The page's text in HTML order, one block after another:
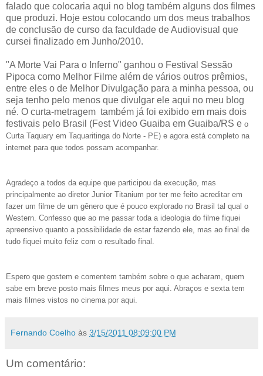
falado que colocaria aqui no blog também alguns dos filmes
que produzi. Hoje estou colocando um dos meus trabalhos
de conclusão de curso da faculdade de Audiovisual que
cursei finalizado em Junho/2010.
"A Morte Vai Para o Inferno" ganhou o Festival Sessão
Pipoca como Melhor Filme além de vários outros prêmios,
entre eles o de Melhor Divulgação para a minha pessoa, ou
seja tenho pelo menos que divulgar ele aqui no meu blog
né. O curta-metragem também já foi exibido em mais dois
festivais pelo Brasil (Fest Video Guaiba em Guaiba/RS e o
Curta Taquary em Taquaritinga do Norte - PE) e agora está completo na
internet para que todos possam acompanhar.
Agradeço a todos da equipe que participou da execução, mas
principalmente ao diretor Junior Titanium por ter me feito acreditar em
fazer um filme de um gênero que é pouco explorado no Brasil tal qual o
Western. Confesso que ao me passar toda a ideologia do filme fiquei
apreensivo quanto a possibilidade de estar fazendo ele, mas ao final de
tudo fiquei muito feliz com o resultado final.
Espero que gostem e comentem também sobre o que acharam, quem
sabe em breve posto mais filmes meus por aqui. Abraços e sexta tem
mais filmes vistos no cinema por aqui.
Fernando Coelho às 3/15/2011 08:09:00 PM
Um comentário: